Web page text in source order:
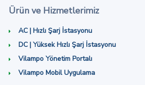
Ürün ve Hizmetlerimiz
AC | Hızlı Şarj İstasyonu
DC | Yüksek Hızlı Şarj İstasyonu
Vilampo Yönetim Portalı
Vilampo Mobil Uygulama